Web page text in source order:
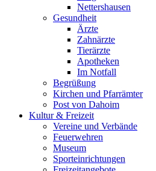
Nettershausen
Gesundheit
Ärzte
Zahnärzte
Tierärzte
Apotheken
Im Notfall
Begrüßung
Kirchen und Pfarrämter
Post von Dahoim
Kultur & Freizeit
Vereine und Verbände
Feuerwehren
Museum
Sporteinrichtungen